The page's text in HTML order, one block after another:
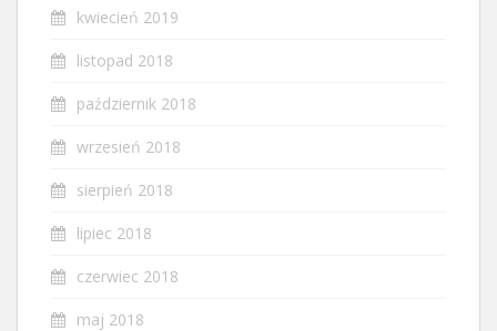
kwiecień 2019
listopad 2018
październik 2018
wrzesień 2018
sierpień 2018
lipiec 2018
czerwiec 2018
maj 2018